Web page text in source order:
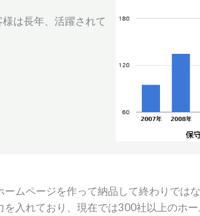
は長年、活躍されて
ームページを作って納品して終わりでは
を入れており、現在では300社以上のホ